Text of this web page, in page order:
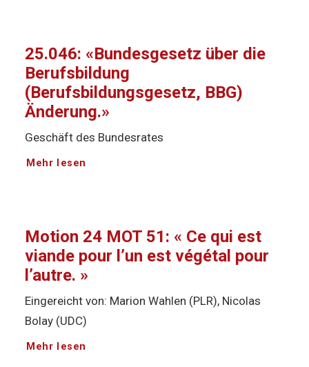
25.046: «Bundesgesetz über die
Berufsbildung
(Berufsbildungsgesetz, BBG)
Änderung.»
Geschäft des Bundesrates
Mehr lesen
Motion 24 MOT 51: « Ce qui est
viande pour l’un est végétal pour
l’autre. »
Eingereicht von: Marion Wahlen (PLR), Nicolas
Bolay (UDC)
Mehr lesen